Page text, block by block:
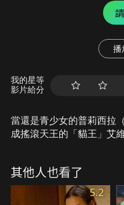
播
我的星等
影片給分
當還是青少女的普莉西拉
成搖滾天王的「貓王」艾
孤獨時的同盟和一位脆弱摯
其他人也看了
5.2